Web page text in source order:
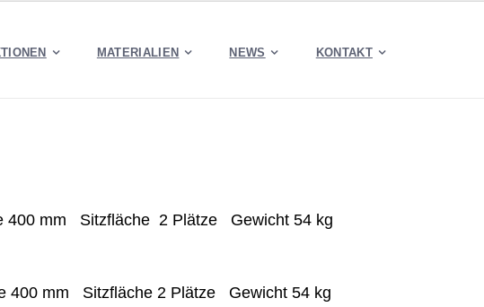
MATERIALIEN NEWS KONTAKT
400 mm Sitzfläche 2 Plätze Gewicht 54 kg
400 mm Sitzfläche2 Plätze Gewicht54kg